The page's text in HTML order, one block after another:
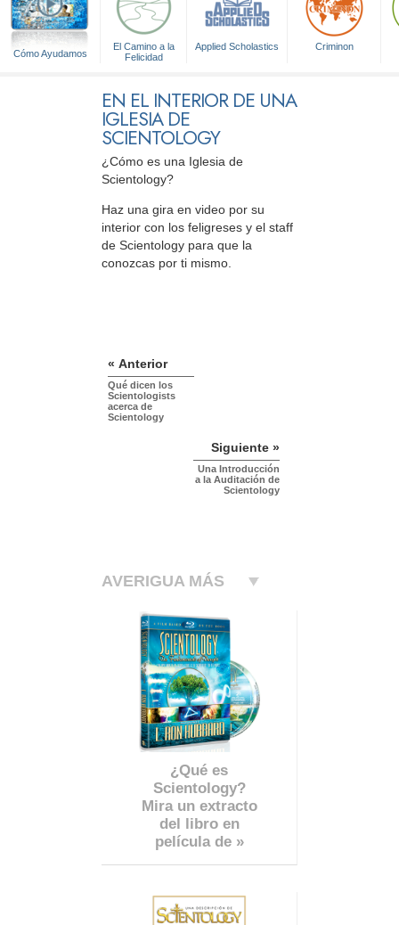
Cómo Ayudamos
El Camino a la
Felicidad
Applied Scholastics Criminon
EN EL INTERIOR DE UNA
IGLESIA DE
SCIENTOLOGY
¿Cómo es una Iglesia de
Scientology?
Haz una gira en video por su
interior con los feligreses y el staff
de Scientology para que la
conozcas por ti mismo.
« Anterior
Qué dicen los
Scientologists
acerca de
Scientology
Siguiente »
Una Introducción
a la Auditación de
Scientology
AVERIGUA MÁS
¿Qué es
Scientology?
Mira un extracto
del libro en
película de »